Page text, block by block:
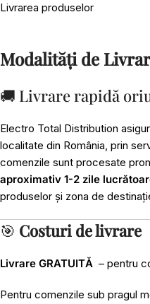
Livrarea produselor
Modalități de
🚚 Livrare rapidă
Electro Total Distribution
localitate din România, prin
comenzile sunt procesate
aproximativ 1-2 zile
produselor și zona de
🎯 Costuri de livrare
Livrare GRATUITĂ – pentru
Pentru comenzile sub pragul